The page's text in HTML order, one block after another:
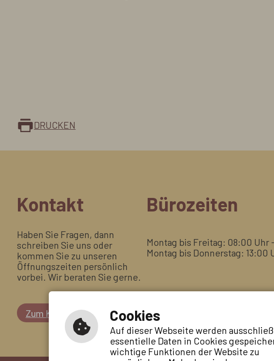
DRUCKEN
Kontakt
Haben Sie Fragen, dann
schreiben Sie uns oder
kommen Sie zu unseren
Öffnungszeiten persönlich
vorbei. Wir beraten Sie gerne.
Zum Kontaktformular
Bürozeiten
Montag bis Freitag: 08:00 Uhr
Montag bis Donnerstag: 13:00
Cookies
Auf dieser Webseite werden
essentielle Daten in Cookies
wichtige Funktionen der Website zu